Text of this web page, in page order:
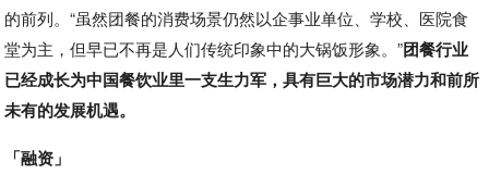
的前列。“虽然团餐的消费场景仍然以企事业单位、学校、医院食
堂为主，但早已不再是人们传统印象中的大锅饭形象。”团餐行业
已经成长为中国餐饮业里一支生力军，具有巨大的市场潜力和前所
未有的发展机遇。
「融资」